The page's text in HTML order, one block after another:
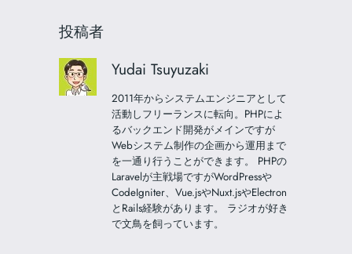
投稿者
Yudai Tsuyuzaki
2011年からシステムエンジニアとして
活動しフリーランスに転向。PHPによ
るバックエンド開発がメインですが
Webシステム制作の企画から運用まで
を一通り行うことができます。 PHPの
Laravelが主戦場ですがWordPressや
CodeIgniter、Vue.jsやNuxt.jsやElectron
とRails経験があります。 ラジオが好き
で文鳥を飼っています。